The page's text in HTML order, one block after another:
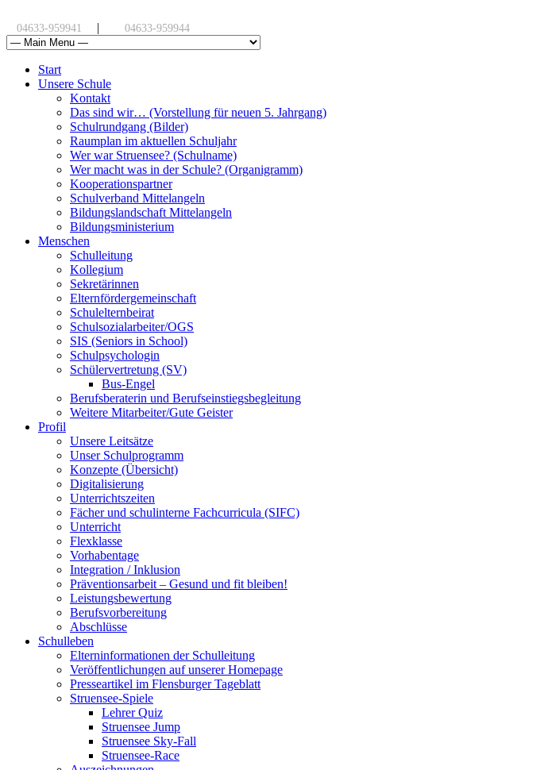
04633-959941 | 04633-959944
Start
Unsere Schule
Kontakt
Das sind wir… (Vorstellung für neuen 5. Jahrgang)
Schulrundgang (Bilder)
Raumplan im aktuellen Schuljahr
Wer war Struensee? (Schulname)
Wer macht was in der Schule? (Organigramm)
Kooperationspartner
Schulverband Mittelangeln
Bildungslandschaft Mittelangeln
Bildungsministerium
Menschen
Schulleitung
Kollegium
Sekretärinnen
Elternfördergemeinschaft
Schulelternbeirat
Schulsozialarbeiter/OGS
SIS (Seniors in School)
Schulpsychologin
Schülervertretung (SV)
Bus-Engel
Berufsberaterin und Berufseinstiegsbegleitung
Weitere Mitarbeiter/Gute Geister
Profil
Unsere Leitsätze
Unser Schulprogramm
Konzepte (Übersicht)
Digitalisierung
Unterrichtszeiten
Fächer und schulinterne Fachcurricula (SIFC)
Unterricht
Flexklasse
Vorhabentage
Integration / Inklusion
Präventionsarbeit – Gesund und fit bleiben!
Leistungsbewertung
Berufsvorbereitung
Abschlüsse
Schulleben
Elterninformationen der Schulleitung
Veröffentlichungen auf unserer Homepage
Presseartikel im Flensburger Tageblatt
Struensee-Spiele
Lehrer Quiz
Struensee Jump
Struensee Sky-Fall
Struensee-Race